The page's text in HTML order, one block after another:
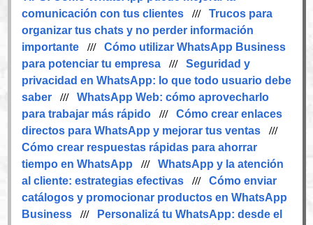
comunicación con tus clientes/// Trucos para
organizar tus chats y no perder información
importante/// Cómo utilizar WhatsApp Business
para potenciar tu empresa/// Seguridad y
privacidad en WhatsApp: lo que todo usuario debe
saber/// WhatsApp Web: cómo aprovecharlo
para trabajar más rápido/// Cómo crear enlaces
directos para WhatsApp y mejorar tus ventas///
Cómo crear respuestas rápidas para ahorrar
tiempo en WhatsApp /// WhatsApp y la atención
al cliente: estrategias efectivas/// Cómo enviar
catálogos y promocionar productos en WhatsApp
Business///
Personalizá tu WhatsApp: desde el